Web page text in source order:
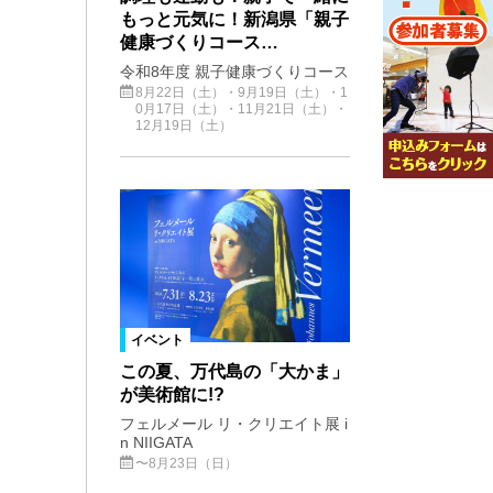
もっと元気に！新潟県「親子
健康づくりコース…
令和8年度 親子健康づくりコース
8月22日（土）・9月19日（土）・1
0月17日（土）・11月21日（土）・
12月19日（土）
イベント
この夏、万代島の「大かま」
が美術館に!?
フェルメール リ・クリエイト展 i
n NIIGATA
〜8月23日（日）